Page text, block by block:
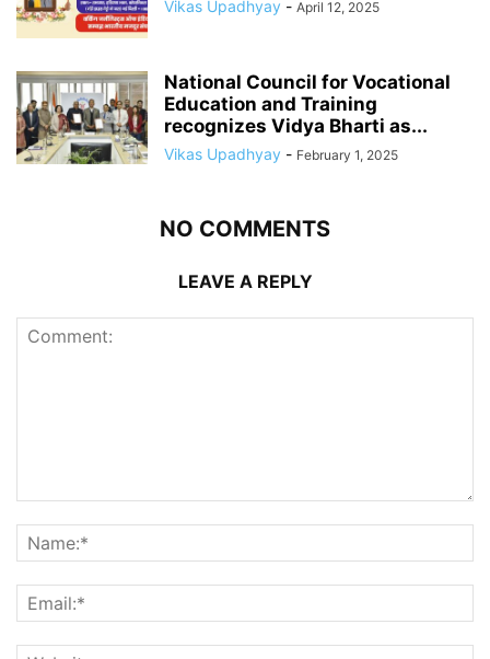
Vikas Upadhyay - April 12, 2025
National Council for Vocational
Education and Training
recognizes Vidya Bharti as...
Vikas Upadhyay - February 1, 2025
NO COMMENTS
LEAVE A REPLY